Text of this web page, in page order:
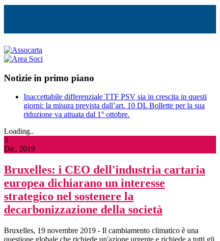
Notizie in primo piano
Inaccettabile differenziale TTF PSV sia in crescita in questi
giorni: la misura prevista dall’art. 10 DL Bollette per la sua
riduzione va attuata dal 1° ottobre.
Loading..
3
Dic, 2019
Bruxelles: i CEO dell'industria cartaria
europea dichiarano un interesse
strategico nel sostenere la
decarbonizzazione della società
Bruxelles, 19 novembre 2019 - Il cambiamento climatico è una